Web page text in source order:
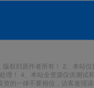
版权归原作者所有！ 2、本站
理！ 4、本站全资源仅供测试
资的一律不要相信，访客发现